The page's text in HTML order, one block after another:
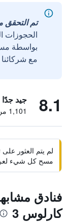
تم التحقق منه
الحجوزات
مع
8.1 جيد جدًا
1,101 من التقييمات تم التحقق منها
لم يتم العثور
مسح كل شيء
فنادق
كارلوس 3